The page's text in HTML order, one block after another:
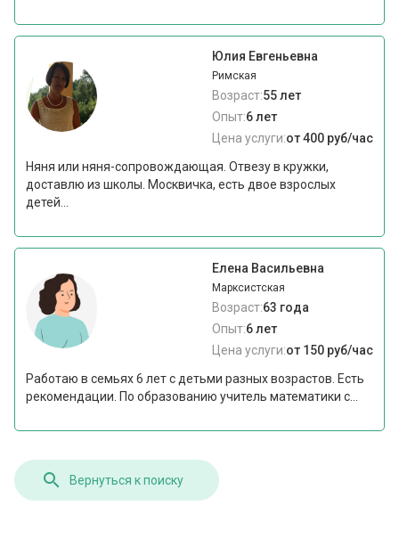
Юлия Евгеньевна
Римская
Возраст:55 лет
Опыт:6 лет
Цена услуги:от 400 руб/час
Няня или няня-сопровождающая. Отвезу в кружки,
доставлю из школы. Москвичка, есть двое взрослых
детей...
Елена Васильевна
Марксистская
Возраст:63 года
Опыт:6 лет
Цена услуги:от 150 руб/час
Работаю в семьях 6 лет с детьми разных возрастов. Есть
рекомендации. По образованию учитель математики с...
Вернуться к поиску